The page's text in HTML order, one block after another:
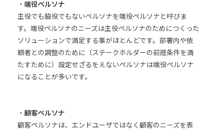
・ 端役ペルソナ
主役でも脇役でもないペルソナを端役ペルソナと呼びま
す。端役ペルソナのニーズは主役ペルソナのためにつくった
ソリューションで満足する事がほとんどです。部署内や依
頼者との調整のために（ステークホルダーの前提条件を満
たすために）設定せざるをえないペルソナは端役ペルソナ
になることが多いです。
・ 顧客ペルソナ
顧客ペルソナは、エンドユーザではなく顧客のニーズを表